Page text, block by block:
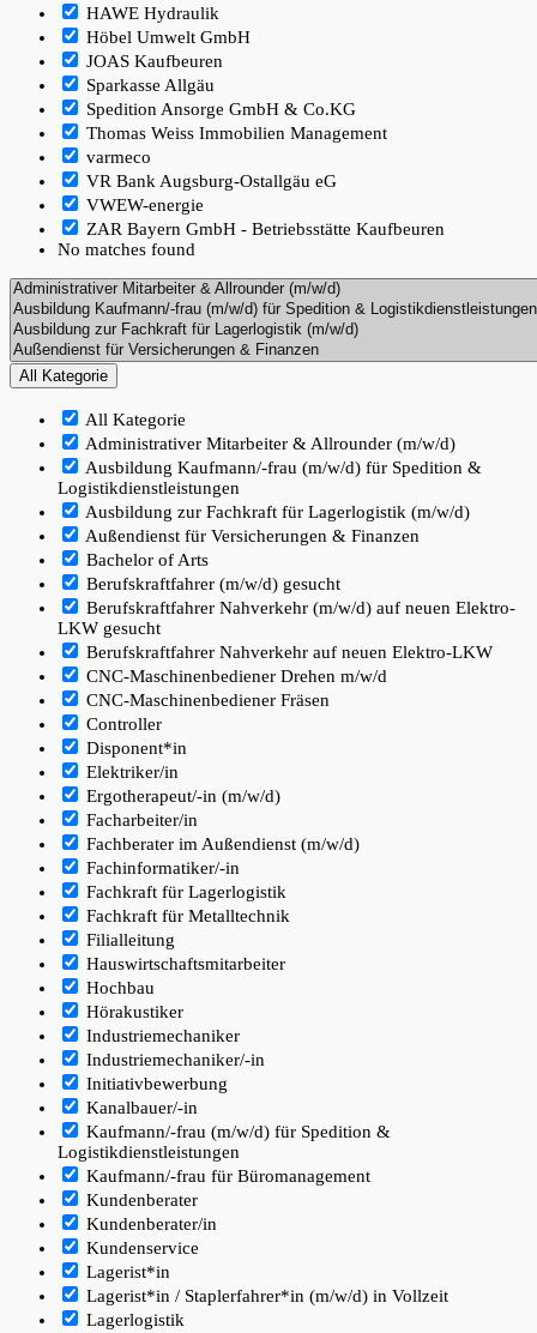
HAWE Hydraulik
Höbel Umwelt GmbH
JOAS Kaufbeuren
Sparkasse Allgäu
Spedition Ansorge GmbH & Co.KG
Thomas Weiss Immobilien Management
varmeco
VR Bank Augsburg-Ostallgäu eG
VWEW-energie
ZAR Bayern GmbH - Betriebsstätte Kaufbeuren
No matches found
All Kategorie
All Kategorie
Administrativer Mitarbeiter & Allrounder (m/w/d)
Ausbildung Kaufmann/-frau (m/w/d) für Spedition &
Logistikdienstleistungen
Ausbildung zur Fachkraft für Lagerlogistik (m/w/d)
Außendienst für Versicherungen & Finanzen
Bachelor of Arts
Berufskraftfahrer (m/w/d) gesucht
Berufskraftfahrer Nahverkehr (m/w/d) auf neuen Elektro-
LKW gesucht
Berufskraftfahrer Nahverkehr auf neuen Elektro-LKW
CNC-Maschinenbediener Drehen m/w/d
CNC-Maschinenbediener Fräsen
Controller
Disponent*in
Elektriker/in
Ergotherapeut/-in (m/w/d)
Facharbeiter/in
Fachberater im Außendienst (m/w/d)
Fachinformatiker/-in
Fachkraft für Lagerlogistik
Fachkraft für Metalltechnik
Filialleitung
Hauswirtschaftsmitarbeiter
Hochbau
Hörakustiker
Industriemechaniker
Industriemechaniker/-in
Initiativbewerbung
Kanalbauer/-in
Kaufmann/-frau (m/w/d) für Spedition &
Logistikdienstleistungen
Kaufmann/-frau für Büromanagement
Kundenberater
Kundenberater/in
Kundenservice
Lagerist*in
Lagerist*in / Staplerfahrer*in (m/w/d) in Vollzeit
Lagerlogistik